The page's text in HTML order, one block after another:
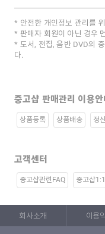
안전한 개인정보 관리를
판매자 회원이 아닌 경우
도서, 전집, 음반 DVD의
다.
중고샵 판매관리 이용안
상품등록 상품배송 정
고객센터
중고샵관련FAQ 중고샵
회사소개 이용